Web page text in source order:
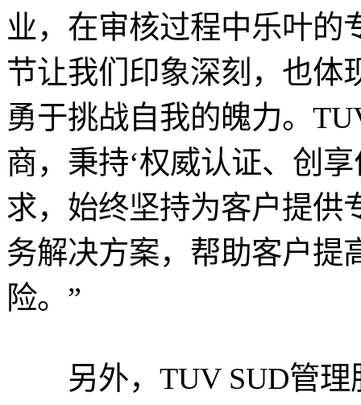
业，在审核过程中乐叶的
节让我们印象深刻，也体
勇于挑战自我的魄力。
商，秉持‘权威认证、创
求，始终坚持为客户提供
务解决方案，帮助客户提
险。”
另外，TUV SUD管理